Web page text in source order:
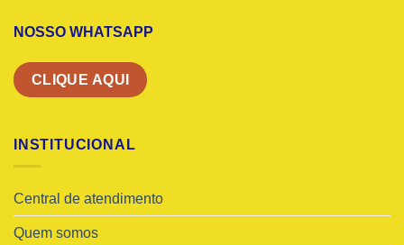
NOSSO WHATSAPP
CLIQUE AQUI
INSTITUCIONAL
Central de atendimento
Quem somos